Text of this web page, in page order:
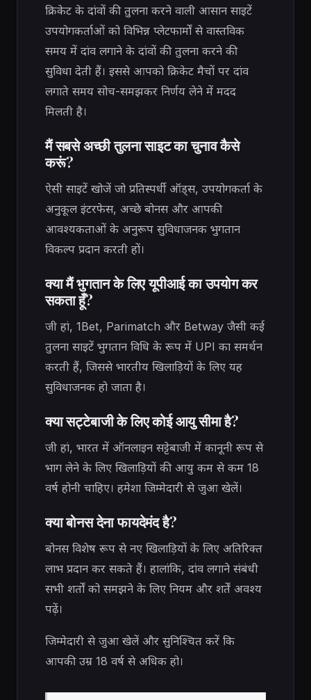
क्रिकेट के दांवों की तुलना करने वाली आसान साइटें
उपयोगकर्ताओं को विभिन्न प्लेटफार्मों से वास्तविक
समय में दांव लगाने के दांवों की तुलना करने की
सुविधा देती हैं। इससे आपको क्रिकेट मैचों पर दांव
लगाते समय सोच-समझकर निर्णय लेने में मदद
मिलती है।
मैं सबसे अच्छी तुलना साइट का चुनाव कैसे
करूं?
ऐसी साइटें खोजें जो प्रतिस्पर्धी ऑड्स, उपयोगकर्ता के
अनुकूल इंटरफेस, अच्छे बोनस और आपकी
आवश्यकताओं के अनुरूप सुविधाजनक भुगतान
विकल्प प्रदान करती हों।
क्या मैं भुगतान के लिए यूपीआई का उपयोग कर
सकता हूँ?
जी हां, 1Bet, Parimatch और Betway जैसी कई
तुलना साइटें भुगतान विधि के रूप में UPI का समर्थन
करती हैं, जिससे भारतीय खिलाड़ियों के लिए यह
सुविधाजनक हो जाता है।
क्या सट्टेबाजी के लिए कोई आयु सीमा है?
जी हां, भारत में ऑनलाइन सट्टेबाजी में कानूनी रूप से
भाग लेने के लिए खिलाड़ियों की आयु कम से कम 18
वर्ष होनी चाहिए। हमेशा जिम्मेदारी से जुआ खेलें।
क्या बोनस देना फायदेमंद है?
बोनस विशेष रूप से नए खिलाड़ियों के लिए अतिरिक्त
लाभ प्रदान कर सकते हैं। हालांकि, दांव लगाने संबंधी
सभी शर्तों को समझने के लिए नियम और शर्तें अवश्य
पढ़ें।
जिम्मेदारी से जुआ खेलें और सुनिश्चित करें कि
आपकी उम्र 18 वर्ष से अधिक हो।